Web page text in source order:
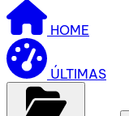
HOME
ÚLTIMAS